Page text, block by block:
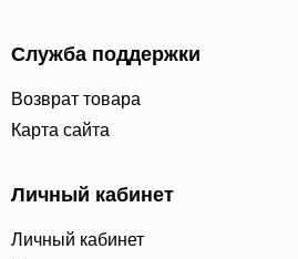
Служба поддержки
Возврат товара
Карта сайта
Личный кабинет
Личный кабинет